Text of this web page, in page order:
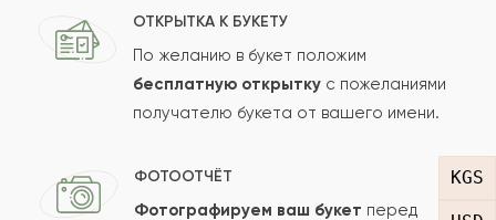
KGS
Ваш e-mail
Отзыв
ОТКРЫТКА К БУКЕТУ
По желанию в букет положим
бесплатную открытку с пожеланиями
получателю букета от вашего имени.
ФОТООТЧЁТ
Фотографируем ваш букет перед